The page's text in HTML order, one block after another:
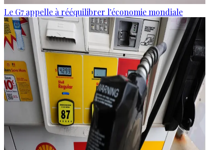
Le G7 appelle à rééquilibrer l'économie mondiale